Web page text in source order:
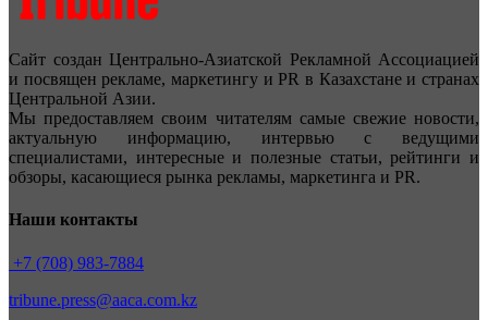
Сайт создан Центрально-Азиатской Рекламной Ассоциацией
и посвящен рекламе, маркетингу и PR в Казахстане и странах
Центральной Азии.
Мы предоставляем своим читателям самые свежие новости,
актуальную информацию, интервью с ведущими
специалистами, интересные и полезные статьи, рейтинги и
обзоры, касающиеся рынка рекламы, маркетинга и PR.
Наши контакты
+7 (708) 983-7884
tribune.press@aaca.com.kz